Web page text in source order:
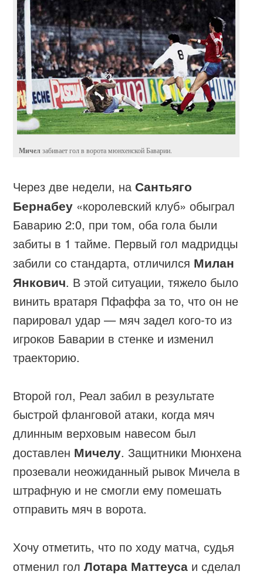
Мичелзабивает гол в ворота мюнхенской Баварии.
Через две недели, на Сантьяго
Бернабеу «королевский клуб» обыграл
Баварию 2:0, при том, оба гола были
забиты в 1 тайме. Первый гол мадридцы
забили со стандарта, отличился Милан
Янкович. В этой ситуации, тяжело было
винить вратаря Пфаффа за то, что он не
парировал удар — мяч задел кого-то из
игроков Баварии в стенке и изменил
траекторию.
Второй гол, Реал забил в результате
быстрой фланговой атаки, когда мяч
длинным верховым навесом был
доставлен Мичелу. Защитники Мюнхена
прозевали неожиданный рывок Мичела в
штрафную и не смогли ему помешать
отправить мяч в ворота.
Хочу отметить, что по ходу матча, судья
отменил голЛотара Маттеуса и сделал